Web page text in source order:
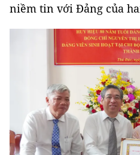
niềm tin với Đảng của